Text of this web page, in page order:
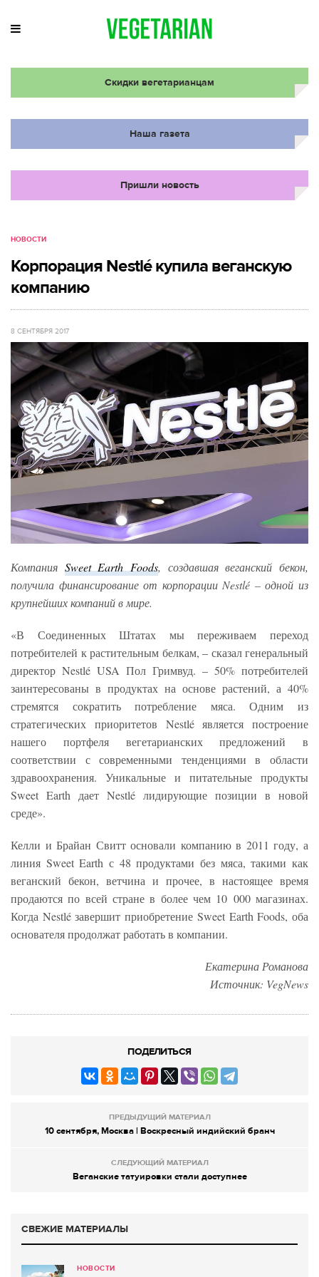
Скидки вегетарианцам
Наша газета
Пришли новость
НОВОСТИ
Корпорация Nestlé купила веганскую
компанию
8 СЕНТЯБРЯ 2017
Компания Sweet Earth Foods, создавшая веганский бекон,
получила финансирование от корпорации Nestlé – одной из
крупнейших компаний в мире.
«В Соединенных Штатах мы переживаем переход
потребителей к растительным белкам, – сказал генеральный
директор Nestlé USA Пол Гримвуд. – 50% потребителей
заинтересованы в продуктах на основе растений, а 40%
стремятся сократить потребление мяса. Одним из
стратегических приоритетов Nestlé является построение
нашего портфеля вегетарианских предложений в
соответствии с современными тенденциями в области
здравоохранения. Уникальные и питательные продукты
Sweet Earth дает Nestlé лидирующие позиции в новой
среде».
Келли и Брайан Свитт основали компанию в 2011 году, а
линия Sweet Earth с 48 продуктами без мяса, такими как
веганский бекон, ветчина и прочее, в настоящее время
продаются по всей стране в более чем 10 000 магазинах.
Когда Nestlé завершит приобретение Sweet Earth Foods, оба
основателя продолжат работать в компании.
Екатерина Романова
Источник: VegNews
ПОДЕЛИТЬСЯ
ПРЕДЫДУЩИЙ МАТЕРИАЛ
10 сентября, Москва | Воскресный индийский бранч
СЛЕДУЮЩИЙ МАТЕРИАЛ
Веганские татуировки стали доступнее
СВЕЖИЕ МАТЕРИАЛЫ
НОВОСТИ